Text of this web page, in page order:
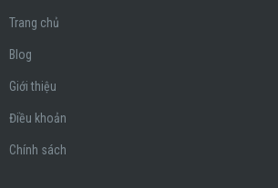
Trang chủ
Blog
Giới thiệu
Điều khoản
Chính sách